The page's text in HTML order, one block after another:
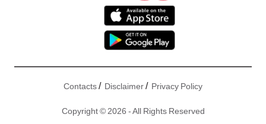
Contacts/ Disclaimer/ Privacy Policy
Copyright © 2026 - All Rights Reserved